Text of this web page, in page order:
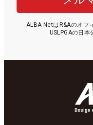
ALBA NetはR&Aのオフ
USLPGAの日本